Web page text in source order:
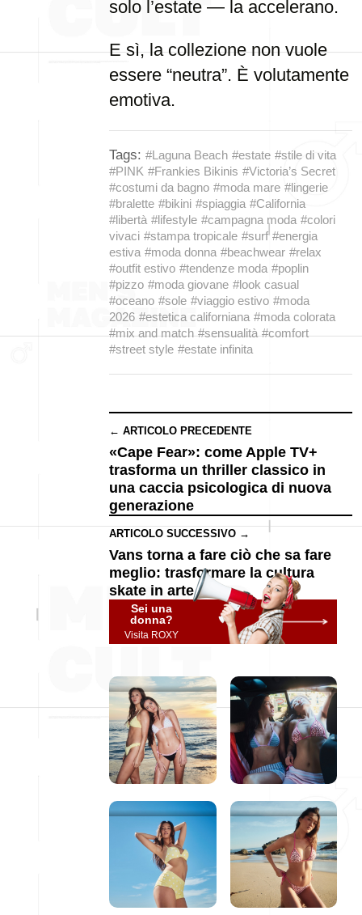
solo l’estate — la accelerano.
E sì, la collezione non vuole
essere “neutra”. È volutamente
emotiva.
Tags: #Laguna Beach #estate #stile di vita
#PINK #Frankies Bikinis #Victoria’s Secret
#costumi da bagno #moda mare #lingerie
#bralette #bikini #spiaggia #California
#libertà #lifestyle #campagna moda #colori
vivaci #stampa tropicale #surf #energia
estiva #moda donna #beachwear #relax
#outfit estivo #tendenze moda #poplin
#pizzo #moda giovane #look casual
#oceano #sole #viaggio estivo #moda
2026 #estetica californiana #moda colorata
#mix and match #sensualità #comfort
#street style #estate infinita
← ARTICOLO PRECEDENTE
«Cape Fear»: come Apple TV+
trasforma un thriller classico in
una caccia psicologica di nuova
generazione
ARTICOLO SUCCESSIVO →
Vans torna a fare ciò che sa fare
meglio: trasformare la cultura
skate in arte
Sei una
donna?
Visita ROXY